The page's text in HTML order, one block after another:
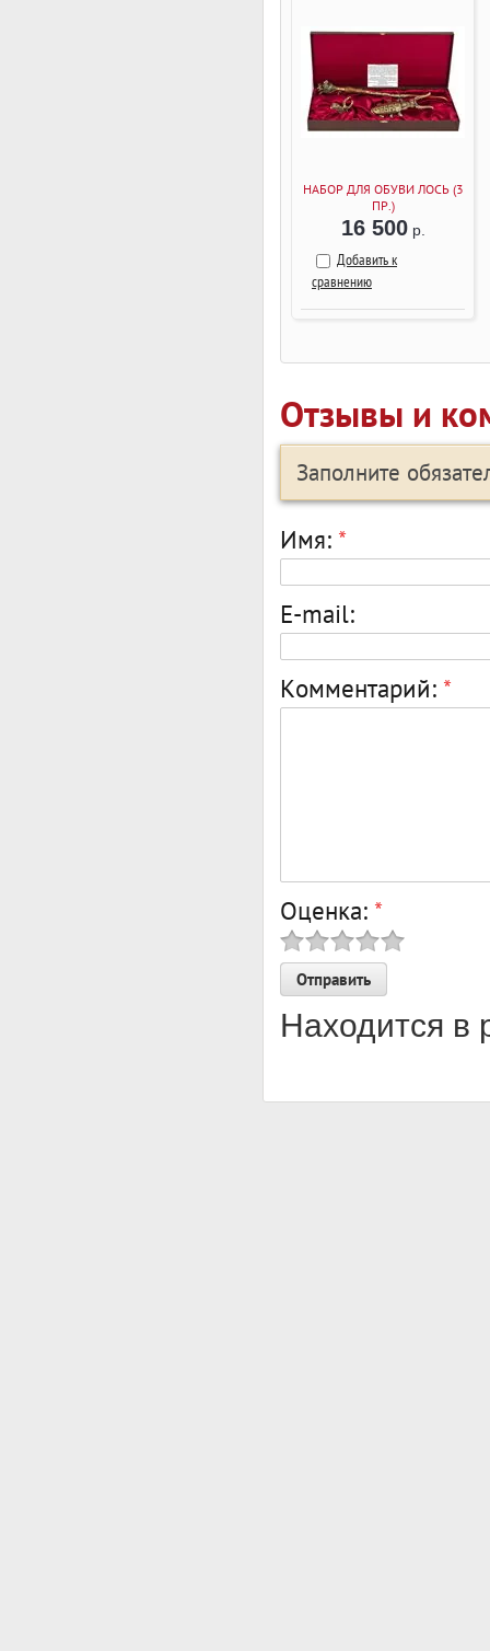
НАБОР ДЛЯ ОБУВИ ЛОСЬ (3
ПР.)
16 500р.
Добавить к
сравнению
Отзывы и
Заполните
Имя: *
E-mail:
Комментарий: *
Оценка: *
Находится в